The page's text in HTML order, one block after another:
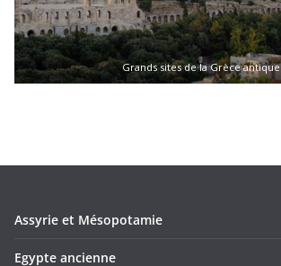
Grands sites de la Grèce antique
Assyrie et Mésopotamie
Egypte ancienne